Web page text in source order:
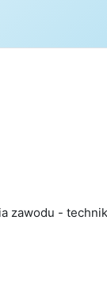
zawodu -